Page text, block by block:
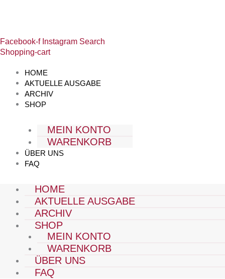
Facebook-f Instagram Search
Shopping-cart
HOME
AKTUELLE AUSGABE
ARCHIV
SHOP
MEIN KONTO
WARENKORB
ÜBER UNS
FAQ
HOME
AKTUELLE AUSGABE
ARCHIV
SHOP
MEIN KONTO
WARENKORB
ÜBER UNS
FAQ
Menge